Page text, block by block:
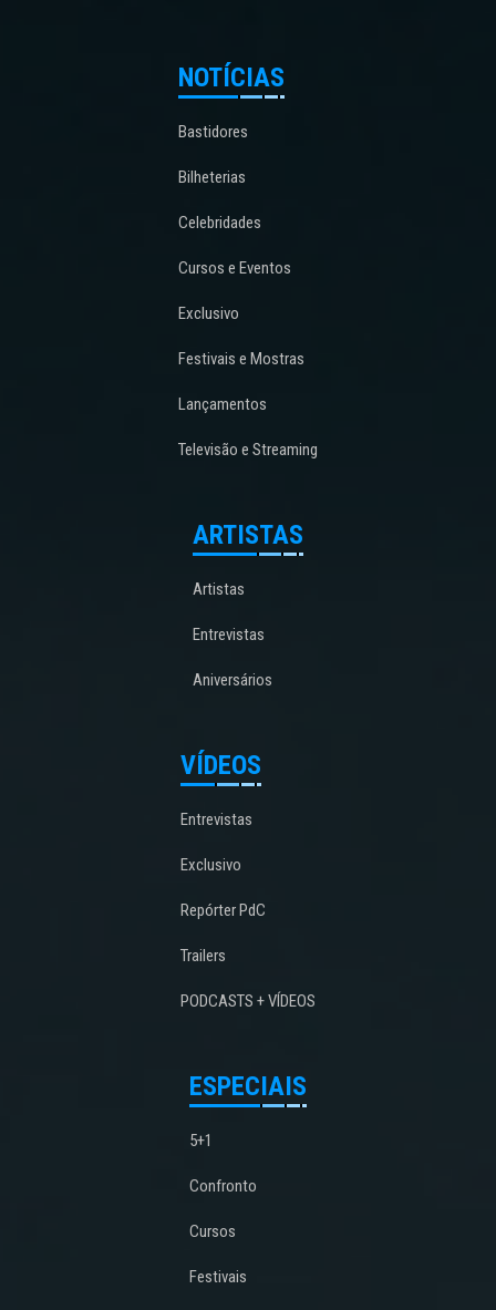
NOTÍCIAS
Bastidores
Bilheterias
Celebridades
Cursos e Eventos
Exclusivo
Festivais e Mostras
Lançamentos
Televisão e Streaming
ARTISTAS
Artistas
Entrevistas
Aniversários
VÍDEOS
Entrevistas
Exclusivo
Repórter PdC
Trailers
PODCASTS + VÍDEOS
ESPECIAIS
5+1
Confronto
Cursos
Festivais